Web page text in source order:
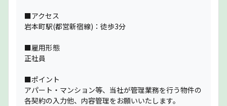
■アクセス
岩本町駅(都営新宿線)：徒歩3分
■雇用形態
正社員
■ポイント
アパート・マンション等、当社が管理業務を行う物件の
各契約の入力他、内容管理をお願いいたします。